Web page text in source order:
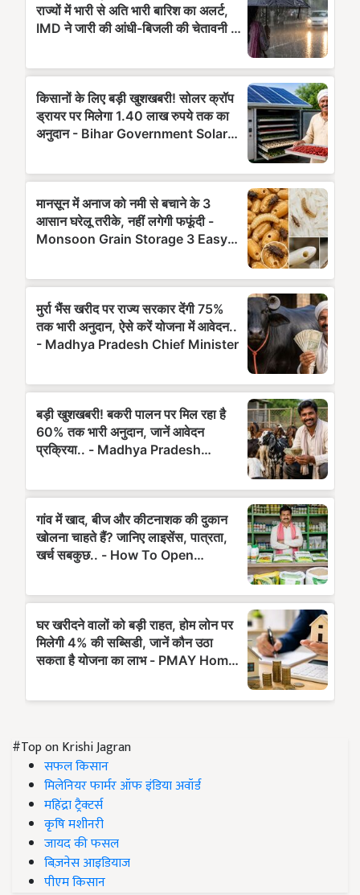
#Top on Krishi Jagran
सफल किसान
मिलेनियर फार्मर ऑफ इंडिया अवॉर्ड
महिंद्रा ट्रैक्टर्स
कृषि मशीनरी
जायद की फसल
बिज़नेस आइडियाज
पीएम किसान